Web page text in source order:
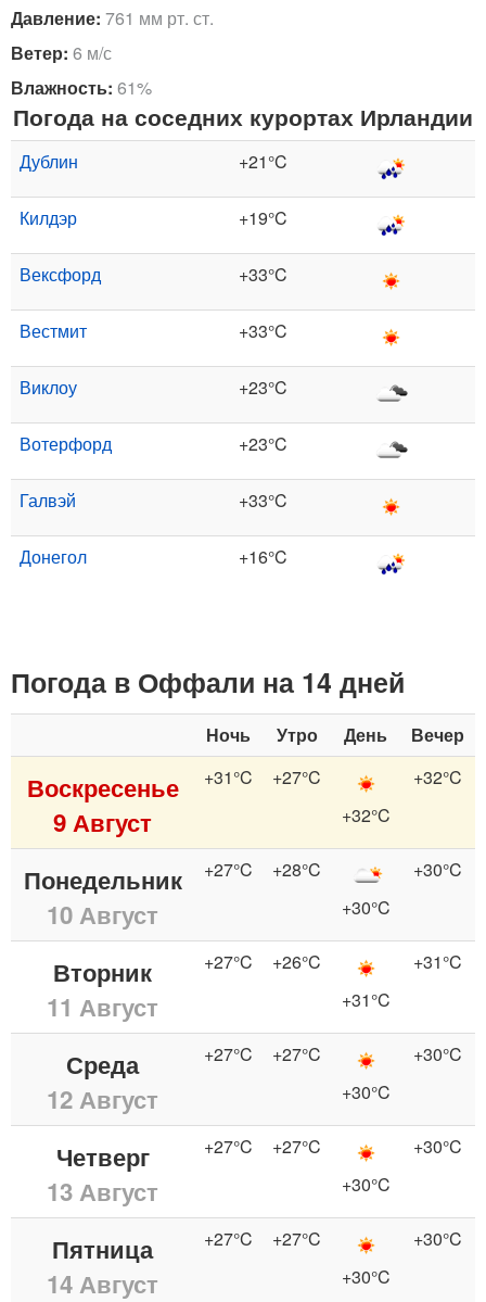
Давление: 761 мм рт. ст.
Ветер: 6 м/с
Влажность: 61%
Погода на соседних курортах Ирландии
Дублин +21°C
Килдэр +19°C
Вексфорд +33°C
Вестмит +33°C
Виклоу +23°C
Вотерфорд +23°C
Галвэй +33°C
Донегол +16°C
Погода в Оффали на 14 дней
Ночь Утро День Вечер
Воскресенье
9 Август
+31°C
+27°C
+32°C
+32°C
Понедельник
10 Август
+27°C
+28°C
+30°C
+30°C
Вторник
11 Август
+27°C
+26°C
+31°C
+31°C
Среда
12 Август
+27°C
+27°C
+30°C
+30°C
Четверг
13 Август
+27°C
+27°C
+30°C
+30°C
Пятница
14 Август
+27°C
+27°C
+30°C
+30°C